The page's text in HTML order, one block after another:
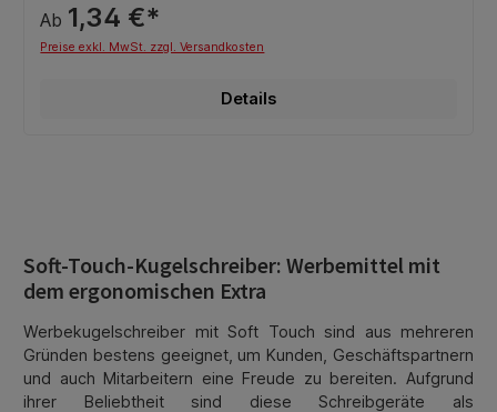
Ab 1,34 €*
Preise exkl. MwSt. zzgl. Versandkosten
Details
Soft-Touch-Kugelschreiber: Werbemittel mit
dem ergonomischen Extra
Werbekugelschreiber mit Soft Touch sind aus mehreren
Gründen bestens geeignet, um Kunden, Geschäftspartnern
und auch Mitarbeitern eine Freude zu bereiten. Aufgrund
ihrer Beliebtheit sind diese Schreibgeräte als